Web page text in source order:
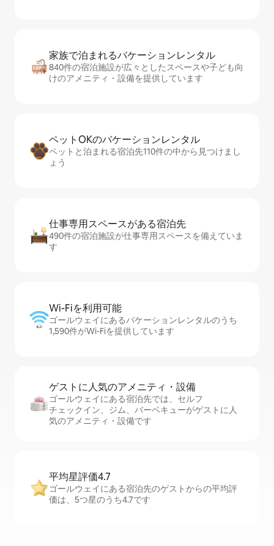
家族で泊まれるバ⁠ケ⁠ー⁠シ⁠ョ⁠ンレ⁠ン⁠タ⁠ル
840件の宿泊施設が広々としたスペースや子ども向
けのアメニティ・設備を提供しています
ペットOKのバ⁠ケ⁠ー⁠シ⁠ョ⁠ンレ⁠ン⁠タ⁠ル
ペットと泊まれる宿泊先110件の中から見つけまし
ょう
仕事専用ス⁠ペ⁠ー⁠スがあ⁠る宿⁠泊⁠先
490件の宿泊施設が仕事専用スペースを備えていま
す
Wi-Fiを利⁠用⁠可⁠能
ゴールウェイにあるバケーションレンタルのうち
1,590件がWi-Fiを提供しています
ゲストに人⁠気⁠のア⁠メ⁠ニ⁠テ⁠ィ・設⁠備
ゴールウェイにある宿泊先では、セ⁠ル⁠フ
チ⁠ェ⁠ッ⁠ク⁠イ⁠ン、ジム、バーベキューがゲストに人
気のアメニティ・設備です
平均星評価4.7
ゴールウェイにある宿泊先のゲストからの平均評
価は、5つ星のうち4.7です